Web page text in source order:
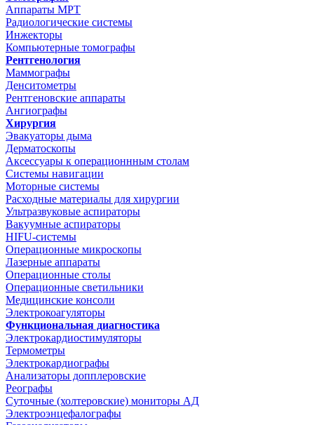
Аппараты МРТ
Радиологические системы
Инжекторы
Компьютерные томографы
Рентгенология
Маммографы
Денситометры
Рентгеновские аппараты
Ангиографы
Хирургия
Эвакуаторы дыма
Дерматоскопы
Аксессуары к операционнным столам
Системы навигации
Моторные системы
Расходные материалы для хирургии
Ультразвуковые аспираторы
Вакуумные аспираторы
HIFU-системы
Операционные микроскопы
Лазерные аппараты
Операционные столы
Операционные светильники
Медицинские консоли
Электрокоагуляторы
Функциональная диагностика
Электрокардиостимуляторы
Термометры
Электрокардиографы
Анализаторы допплеровские
Реографы
Суточные (холтеровские) мониторы АД
Электроэнцефалографы